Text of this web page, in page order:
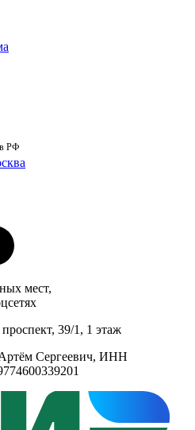
РФ
мест,
39/1, 1 этаж
Сергеевич, ИНН